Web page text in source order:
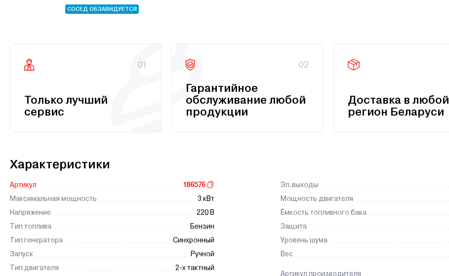
СОСЕД ОБЗАВИДУЕТСЯ
01
Только лучший
сервис
02
Гарантийное
обслуживание любой
продукции
Доставка в любой
регион Беларуси
Характеристики
Артикул
186576
Максимальная мощность
3 кВт
Напряжение
220 В
Тип топлива
Бензин
Тип генератора
Синхронный
Запуск
Ручной
Тип двигателя
2-х тактный
Эл.выходы
Мощность двигателя
Ёмкость топливного бака
Защита
Уровень шума
Вес
Артикул производителя